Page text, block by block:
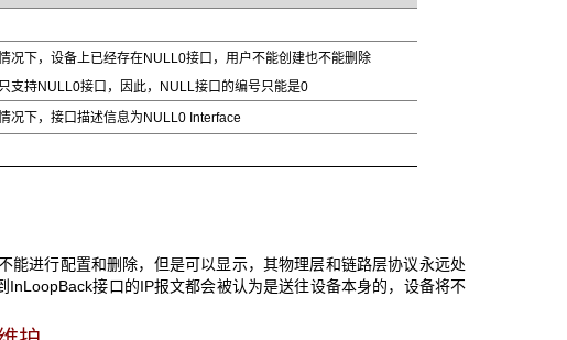
况下，设备上已经存在NULL0接口，用户不能创建也不能删除
支持NULL0接口，因此，NULL接口的编号只能是0
况下，接口描述信息为NULL0 Interface
进行配置和删除，但是可以显示，其物理层和链路层协议永远处
接口的IP报文都会被认为是送往设备本身的，设备将不